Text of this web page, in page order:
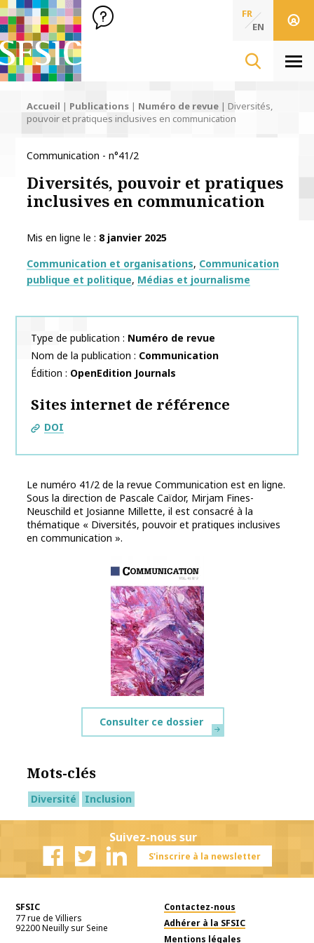
SFSIC Société Française des Sciences de l'Information & de
Société Française des Sciences
de l'Information
FR
EN
Accueil | Publications | Numéro de revue | Diversités,
pouvoir et pratiques inclusives en communication
Communication - n°41/2
Diversités, pouvoir et pratiques
inclusives en communication
Mis en ligne le
8 janvier 2025
Thématiques
Communication et organisations Communication
publique et politique Médias et journalisme
Type de publication
Numéro de revue
Nom de la publication
Communication
Édition
OpenEdition Journals
Sites internet de référence
DOI
Le numéro 41/2 de la revue Communication est en ligne.
Sous la direction de Pascale Caïdor, Mirjam Fines-
Neuschild et Josianne Millette, il est consacré à la
thématique « Diversités, pouvoir et pratiques inclusives
en communication ».
Consulter ce dossier
Mots-clés
Diversité Inclusion
Suivez-nous sur
S'inscrire à la newsletter
SFSIC
77 rue de Villiers
92200Neuilly sur Seine
Contactez-nous
Adhérer à la SFSIC
Mentions légales